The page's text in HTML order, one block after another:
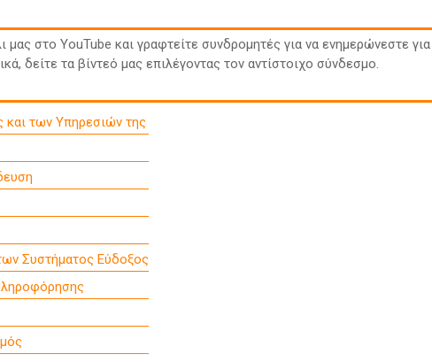
μας στο YouTube και γραφτείτε συνδρομητές για να ενημερώνεστε
δείτε τα βίντεό μας επιλέγοντας τον αντίστοιχο σύνδεσμο.
και των Υπηρεσιών της
Συστήματος Εύδοξος